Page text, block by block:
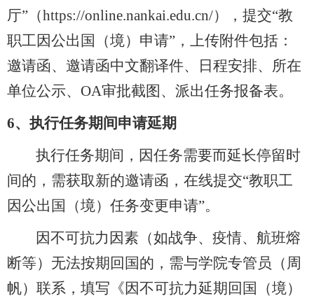
厅”（https://online.nankai.edu.cn/），提交“教
职工因公出国（境）申请”，上传附件包括：
邀请函、邀请函中文翻译件、日程安排、所在
单位公示、OA审批截图、派出任务报备表。
6、 执行任务期间申请延期
执行任务期间，因任务需要而延长停留时
间的，需获取新的邀请函，在线提交“教职工
因公出国（境）任务变更申请”。
因不可抗力因素（如战争、疫情、航班熔
断等）无法按期回国的，需与学院专管员（周
帆）联系，填写《因不可抗力延期回国（境）